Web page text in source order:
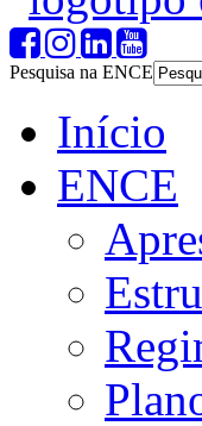
Pesquisa na ENCE
Início
ENCE